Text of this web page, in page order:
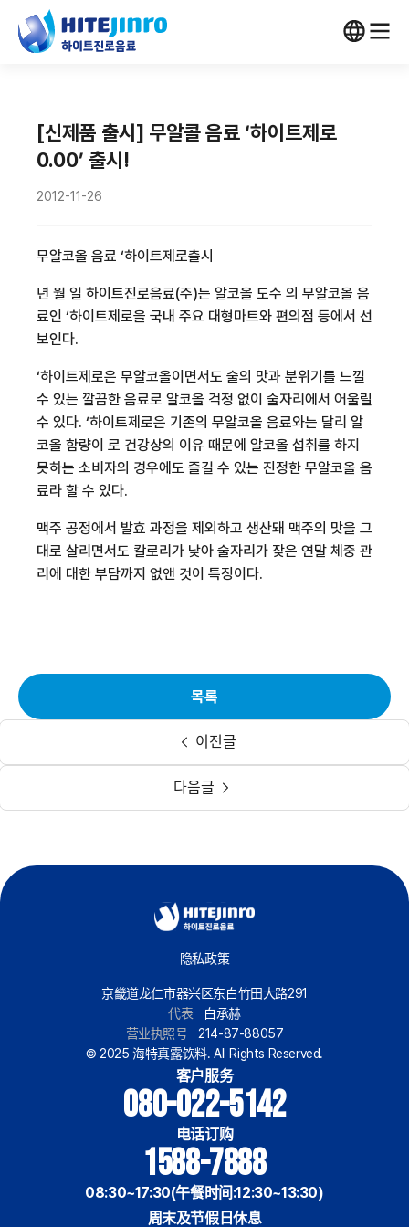
[신제품 출시] 무알콜 음료 ‘하이트제로
0.00’ 출시!
2012-11-26
무알코올 음료 ‘하이트제로출시
년 월 일 하이트진로음료(주)는 알코올 도수 의 무알코올 음
료인 ‘하이트제로을 국내 주요 대형마트와 편의점 등에서 선
보인다.
‘하이트제로은 무알코올이면서도 술의 맛과 분위기를 느낄
수 있는 깔끔한 음료로 알코올 걱정 없이 술자리에서 어울릴
수 있다. ‘하이트제로은 기존의 무알코올 음료와는 달리 알
코올 함량이 로 건강상의 이유 때문에 알코올 섭취를 하지
못하는 소비자의 경우에도 즐길 수 있는 진정한 무알코올 음
료라 할 수 있다.
맥주 공정에서 발효 과정을 제외하고 생산돼 맥주의 맛을 그
대로 살리면서도 칼로리가 낮아 술자리가 잦은 연말 체중 관
리에 대한 부담까지 없앤 것이 특징이다.
이전글
목록
다음글
隐私政策
京畿道龙仁市器兴区东白竹田大路291
代表
白承赫
营业执照号
214-87-88057
© 2025 海特真露饮料. All Rights Reserved.
客户服务
080-022-5142
电话订购
1588-7888
08:30~17:30(午餐时间:12:30~13:30)
周末及节假日休息